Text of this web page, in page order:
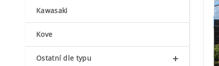
Kawasaki
Kove
+
Ostatní dle typu